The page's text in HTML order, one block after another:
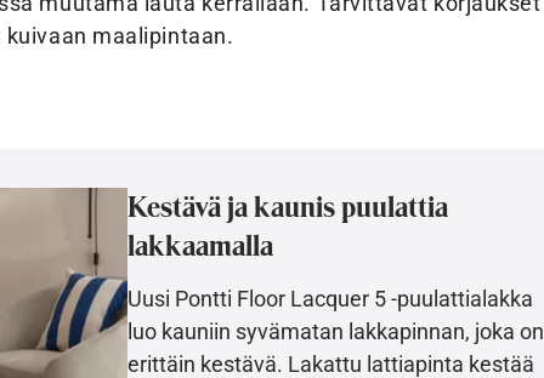
maalipintaan.
Kestävä ja kaunis puulattia
lakkaamalla
Uusi Pontti Floor Lacquer 5 -puulattialakka
luo kauniin syvämatan lakkapinnan, joka on
erittäin kestävä. Lakattu lattiapinta kestää